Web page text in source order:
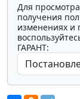
Для
получения
изменениях и
ГАРАНТ: